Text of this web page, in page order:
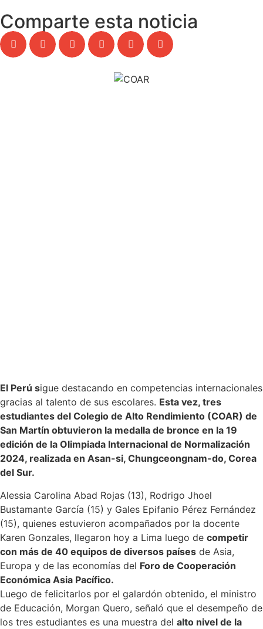
Comparte esta noticia
El Perú sigue destacando en competencias internacionales
gracias al talento de sus escolares. Esta vez, tres
estudiantes del Colegio de Alto Rendimiento (COAR) de
San Martín obtuvieron la medalla de bronce en la 19
edición de la Olimpiada Internacional de Normalización
2024, realizada en Asan-si, Chungceongnam-do, Corea
del Sur.
Alessia Carolina Abad Rojas (13), Rodrigo Jhoel
Bustamante García (15) y Gales Epifanio Pérez Fernández
(15), quienes estuvieron acompañados por la docente
Karen Gonzales, llegaron hoy a Lima luego de competir
con más de 40 equipos de diversos países de Asia,
Europa y de las economías del Foro de Cooperación
Económica Asia Pacífico.
Luego de felicitarlos por el galardón obtenido, el ministro
de Educación, Morgan Quero, señaló que el desempeño de
los tres estudiantes es una muestra del alto nivel de la